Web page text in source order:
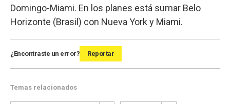
Domingo-Miami. En los planes está sumar Belo
Horizonte (Brasil) con Nueva York y Miami.
¿Encontraste un error? Reportar
Temas relacionados